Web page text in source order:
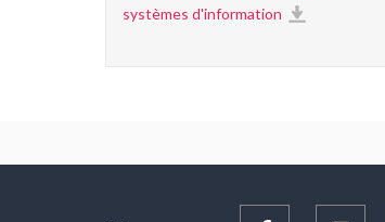
systèmes d'information